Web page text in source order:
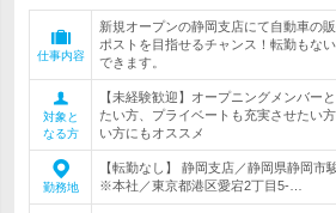
仕事内容
新規オープンの静岡支店にて自動車の
ポストを目指せるチャンス！転勤もな
できます。
対象と
なる方
【未経験歓迎】オープニングメンバー
たい方、プライベートも充実させたい
い方にもオススメ
勤務地
【転勤なし】 静岡支店／静岡県静岡市
※本社／東京都港区愛宕2丁目5-…